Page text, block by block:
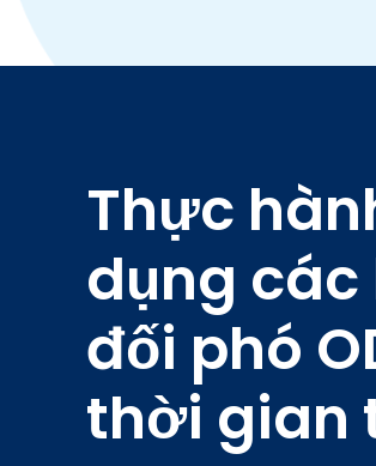
Thực
dụng
đối phó
thời gian